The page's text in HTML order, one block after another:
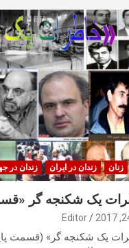
زنان زندان در ایران زندان در
یک شکنجه گر
Editor
یک شکنجه گر» (قسمت